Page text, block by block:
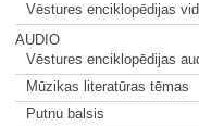
Vēstures enciklopēdijas
AUDIO
Vēstures enciklopēdijas
Mūzikas literatūras tēmas
Putnu balsis